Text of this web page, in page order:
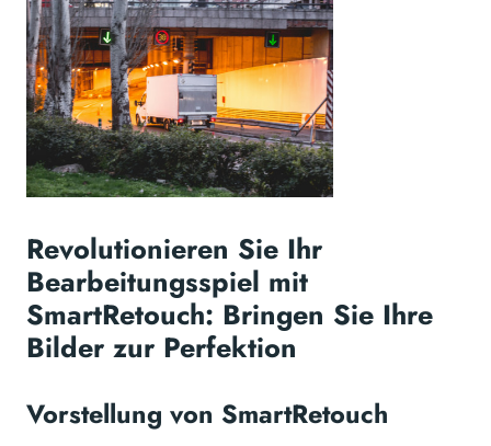
Revolutionieren Sie Ihr
Bearbeitungsspiel mit
SmartRetouch: Bringen Sie Ihre
Bilder zur Perfektion
Vorstellung von SmartRetouch